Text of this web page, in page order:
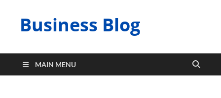
Business Blog
MAIN MENU